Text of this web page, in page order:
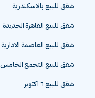
شقق للبيع بالاسكندرية
شقق للبيع القاهرة الجديدة
شقق للبيع العاصمة الادارية
شقق للبيع التجمع الخامس
شقق للبيع ٦ اكتوبر